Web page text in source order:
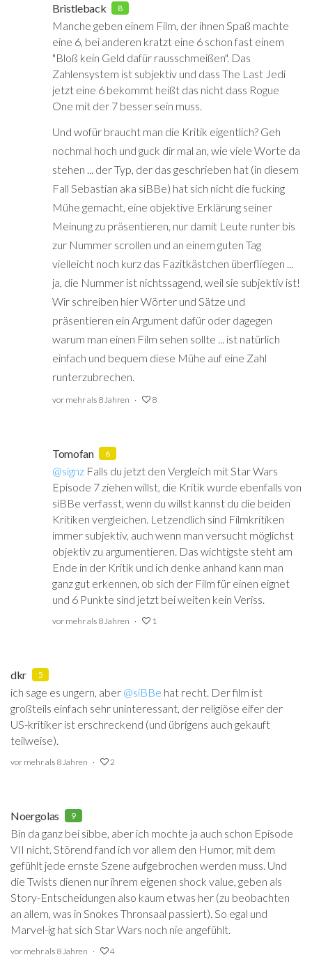
Bristleback 8
Manche geben einem Film, der ihnen Spaß machte
eine 6, bei anderen kratzt eine 6 schon fast einem
"Bloß kein Geld dafür rausschmeißen". Das
Zahlensystem ist subjektiv und dass The Last Jedi
jetzt eine 6 bekommt heißt das nicht dass Rogue
One mit der 7 besser sein muss.
Und wofür braucht man die Kritik eigentlich? Geh
nochmal hoch und guck dir mal an, wie viele Worte da
stehen ... der Typ, der das geschrieben hat (in diesem
Fall Sebastian aka siBBe) hat sich nicht die fucking
Mühe gemacht, eine objektive Erklärung seiner
Meinung zu präsentieren, nur damit Leute runter bis
zur Nummer scrollen und an einem guten Tag
vielleicht noch kurz das Fazitkästchen überfliegen ...
ja, die Nummer ist nichtssagend, weil sie subjektiv ist!
Wir schreiben hier Wörter und Sätze und
präsentieren ein Argument dafür oder dagegen
warum man einen Film sehen sollte ... ist natürlich
einfach und bequem diese Mühe auf eine Zahl
runterzubrechen.
vor mehr als 8 Jahren 8
Tomofan 6
@signz ‍ Falls du jetzt den Vergleich mit Star Wars
Episode 7 ziehen willst, die Kritik wurde ebenfalls von
siBBe verfasst, wenn du willst kannst du die beiden
Kritiken vergleichen. Letzendlich sind Filmkritiken
immer subjektiv, auch wenn man versucht möglichst
objektiv zu argumentieren. Das wichtigste steht am
Ende in der Kritik und ich denke anhand kann man
ganz gut erkennen, ob sich der Film für einen eignet
und 6 Punkte sind jetzt bei weiten kein Veriss.
vor mehr als 8 Jahren 1
dkr 5
ich sage es ungern, aber @siBBe ‍ hat recht. Der film ist
großteils einfach sehr uninteressant, der religiöse eifer der
US-kritiker ist erschreckend (und übrigens auch gekauft
teilweise).
vor mehr als 8 Jahren 2
Noergolas 9
Bin da ganz bei sibbe, aber ich mochte ja auch schon Episode
VII nicht. Störend fand ich vor allem den Humor, mit dem
gefühlt jede ernste Szene aufgebrochen werden muss. Und
die Twists dienen nur ihrem eigenen shock value, geben als
Story-Entscheidungen also kaum etwas her (zu beobachten
an allem, was in Snokes Thronsaal passiert). So egal und
Marvel-ig hat sich Star Wars noch nie angefühlt.
vor mehr als 8 Jahren 4